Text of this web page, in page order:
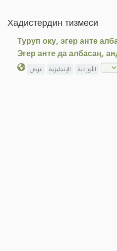
Хадистердин тизмеси
Туруп оку, эгер анте
Эгер анте да албасаң,
عربي الإنجليزية الأوردية